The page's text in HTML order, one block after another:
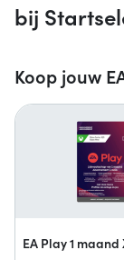
bij
Koop jouw
EA Play 1 maand